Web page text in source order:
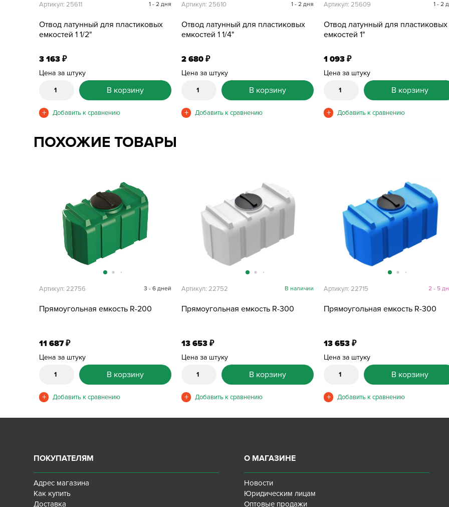
Отвод латунный для пластиковых
емкостей 1 1/2"
Артикул: 25611 1 - 2 дня
3 163₽
Цена за штуку
В корзину
Отвод латунный для пластиковых
емкостей 1 1/4"
Артикул: 25610 1 - 2 дня
2 680₽
Цена за штуку
В корзину
Отвод латунный для пластиковых
емкостей 1"
Артикул: 25609 1 - 2
1 093₽
Цена за штуку
В корзину
ПОХОЖИЕ ТОВАРЫ
Прямоугольная емкость R-200
Артикул: 22756 3 - 6 дней
11 687₽
Цена за штуку
В корзину
Прямоугольная емкость R-300
Артикул: 22752 В наличии
13 653₽
Цена за штуку
В корзину
Прямоугольная емкость R-300
Артикул: 22715 2 - 5
13 653₽
Цена за штуку
В корзину
ПОКУПАТЕЛЯМ
Адрес магазина
Как купить
Доставка
О МАГАЗИНЕ
Новости
Юридическим лицам
Оптовые продажи